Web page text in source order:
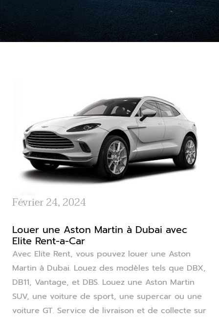
Février 24, 2024
Louer une Aston Martin à Dubai avec
Elite Rent-a-Car
Avec Elite Rent, vous pouvez louer une Aston
Martin à Dubai. Louez des modèles tels que DBX,
DB11, Vantage, et DBS. Louez une Aston Martin
SUV, une voiture de sport, une supercar ou une
voiture GT. Service de livraison et de collecte sur